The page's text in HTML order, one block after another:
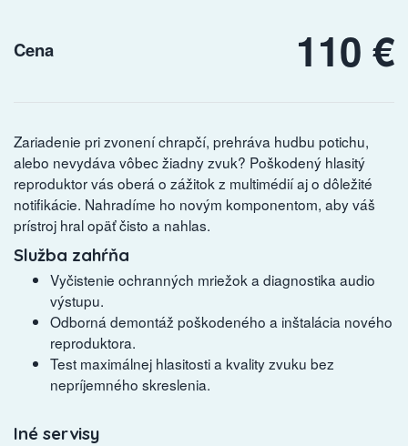
Cena 110 €
Zariadenie pri zvonení chrapčí, prehráva hudbu potichu,
alebo nevydáva vôbec žiadny zvuk? Poškodený hlasitý
reproduktor vás oberá o zážitok z multimédií aj o dôležité
notifikácie. Nahradíme ho novým komponentom, aby váš
prístroj hral opäť čisto a nahlas.
Služba zahŕňa
Vyčistenie ochranných mriežok a diagnostika audio
výstupu.
Odborná demontáž poškodeného a inštalácia nového
reproduktora.
Test maximálnej hlasitosti a kvality zvuku bez
nepríjemného skreslenia.
Iné servisy